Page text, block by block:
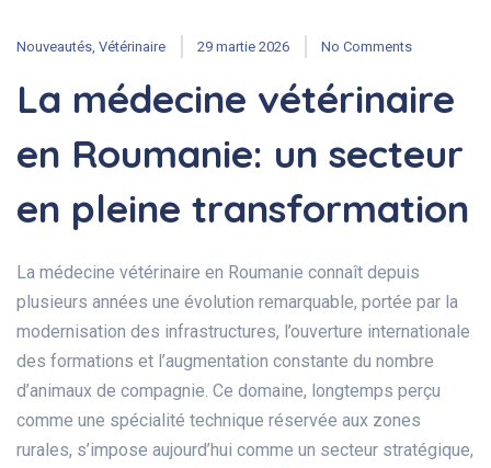
Nouveautés, Vétérinaire 29 martie 2026 No Comments
La médecine vétérinaire
en Roumanie: un secteur
en pleine transformation
La médecine vétérinaire en Roumanie connaît depuis
plusieurs années une évolution remarquable, portée par la
modernisation des infrastructures, l’ouverture internationale
des formations et l’augmentation constante du nombre
d’animaux de compagnie. Ce domaine, longtemps perçu
comme une spécialité technique réservée aux zones
rurales, s’impose aujourd’hui comme un secteur stratégique,